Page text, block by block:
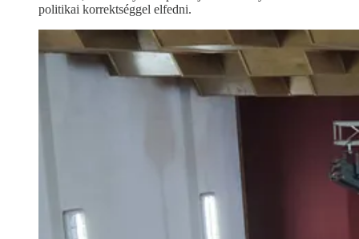
politikai korrektséggel elfedni.